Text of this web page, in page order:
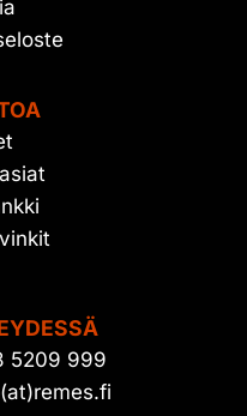
5209 999